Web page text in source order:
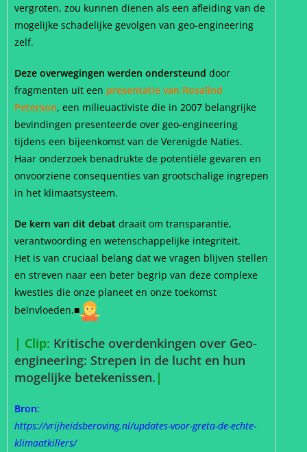
vergroten, zou kunnen dienen als een afleiding van de
mogelijke schadelijke gevolgen van geo-engineering
zelf.
Deze overwegingen werden ondersteund door
fragmenten uit een presentatie van Rosalind
Peterson, een milieuactiviste die in 2007 belangrijke
bevindingen presenteerde over geo-engineering
tijdens een bijeenkomst van de Verenigde Naties.
Haar onderzoek benadrukte de potentiële gevaren en
onvoorziene consequenties van grootschalige ingrepen
in het klimaatsysteem.
De kern van dit debat draait om transparantie,
verantwoording en wetenschappelijke integriteit.
Het is van cruciaal belang dat we vragen blijven stellen
en streven naar een beter begrip van deze complexe
kwesties die onze planeet en onze toekomst
beïnvloeden.■
| Clip: Kritische overdenkingen over Geo-
engineering: Strepen in de lucht en hun
mogelijke betekenissen. |
Bron:
https://vrijheidsberoving.nl/updates-voor-greta-de-echte-
klimaatkillers/